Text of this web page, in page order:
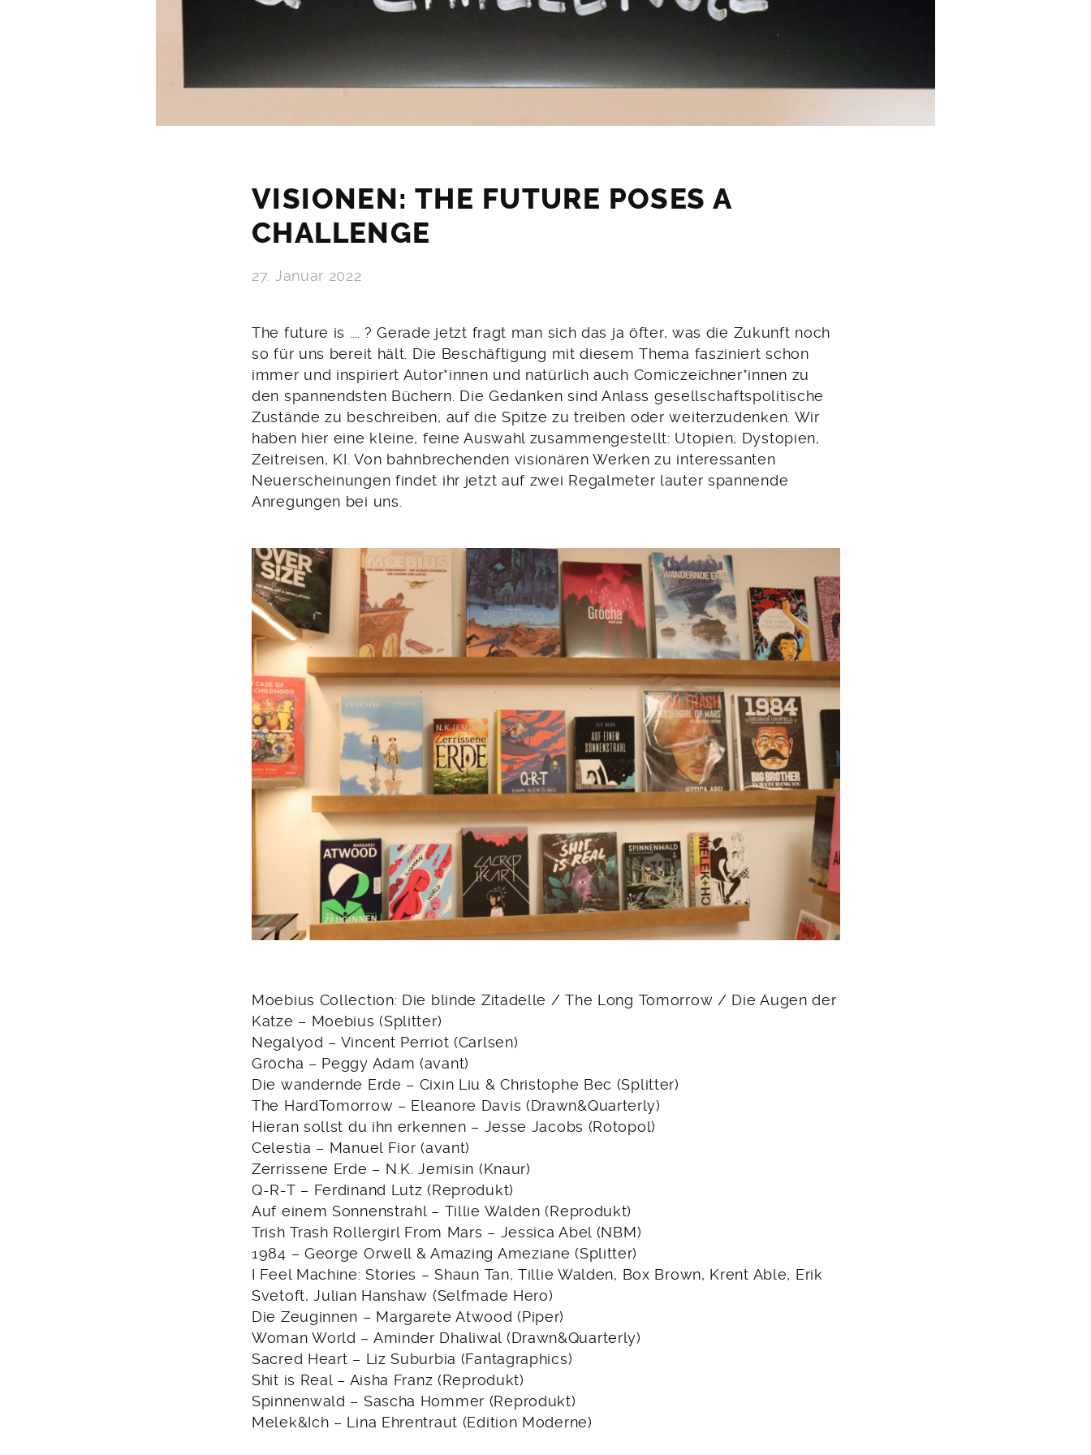
VISIONEN: THE FUTURE POSES A
CHALLENGE
27. Januar 2022
The future is …. ? Gerade jetzt fragt man sich das ja öfter, was die Zukunft noch
so für uns bereit hält. Die Beschäftigung mit diesem Thema fasziniert schon
immer und inspiriert Autor*innen und natürlich auch Comiczeichner*innen zu
den spannendsten Büchern. Die Gedanken sind Anlass gesellschaftspolitische
Zustände zu beschreiben, auf die Spitze zu treiben oder weiterzudenken. Wir
haben hier eine kleine, feine Auswahl zusammengestellt: Utopien, Dystopien,
Zeitreisen, KI. Von bahnbrechenden visionären Werken zu interessanten
Neuerscheinungen findet ihr jetzt auf zwei Regalmeter lauter spannende
Anregungen bei uns.
Moebius Collection: Die blinde Zitadelle / The Long Tomorrow / Die Augen der
Katze – Moebius (Splitter)
Negalyod – Vincent Perriot (Carlsen)
Gröcha – Peggy Adam (avant)
Die wandernde Erde – Cixin Liu & Christophe Bec (Splitter)
The HardTomorrow – Eleanore Davis (Drawn&Quarterly)
Hieran sollst du ihn erkennen – Jesse Jacobs (Rotopol)
Celestia – Manuel Fior (avant)
Zerrissene Erde – N.K. Jemisin (Knaur)
Q-R-T – Ferdinand Lutz (Reprodukt)
Auf einem Sonnenstrahl – Tillie Walden (Reprodukt)
Trish Trash Rollergirl From Mars – Jessica Abel (NBM)
1984 – George Orwell & Amazing Ameziane (Splitter)
I Feel Machine: Stories – Shaun Tan, Tillie Walden, Box Brown, Krent Able, Erik
Svetoft, Julian Hanshaw (Selfmade Hero)
Die Zeuginnen – Margarete Atwood (Piper)
Woman World – Aminder Dhaliwal (Drawn&Quarterly)
Sacred Heart – Liz Suburbia (Fantagraphics)
Shit is Real – Aisha Franz (Reprodukt)
Spinnenwald – Sascha Hommer (Reprodukt)
Melek&Ich – Lina Ehrentraut (Edition Moderne)